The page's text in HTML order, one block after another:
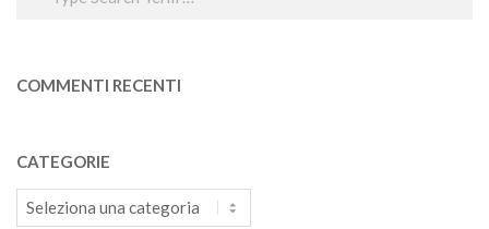
COMMENTI RECENTI
CATEGORIE
Categorie